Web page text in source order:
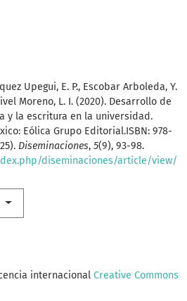
Upegui, E. P., Escobar Arboleda, Y.
Moreno, L. I. (2020). Desarrollo de
y la escritura en la universidad.
Eólica Grupo Editorial.ISBN: 978-
Diseminaciones, 5(9), 93-98.
diseminaciones/article/view/
internacional Creative Commons